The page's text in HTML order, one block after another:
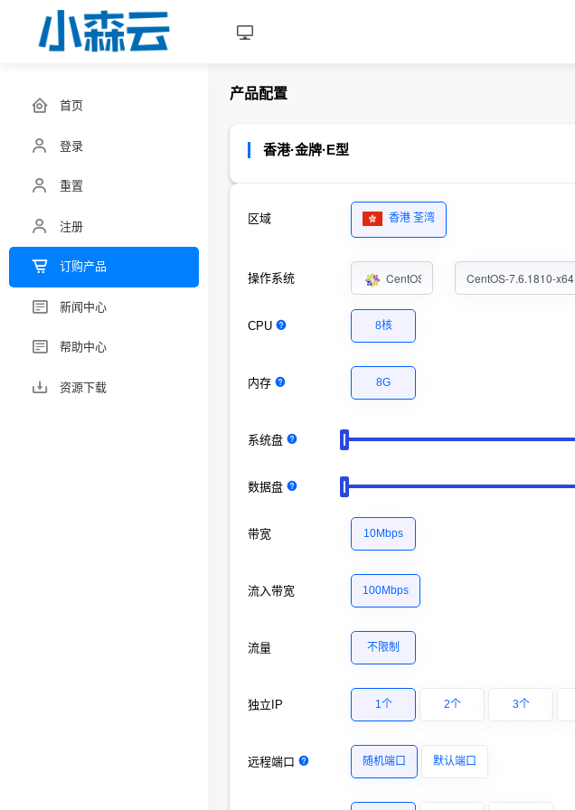
首页
登录
重置
注册
订购产品
新闻中心
帮助中心
资源下载
产品配置
香港·金牌·E型
区域 香港 荃湾
操作系统 CentOS CentOS-7.6.1810-x64
CPU 8核
内存 8G
系统盘
数据盘
带宽 10Mbps
流入带宽 100Mbps
流量 不限制
独立IP 1个 2个 3个
远程端口 随机端口 默认端口